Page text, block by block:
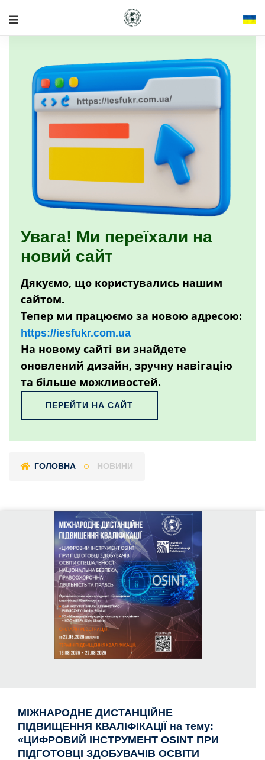
Увага! Ми переїхали на
новий сайт
Дякуємо, що користувались нашим
сайтом.
Тепер ми працюємо за новою адресою:
https://iesfukr.com.ua
На новому сайті ви знайдете
оновлений дизайн, зручну навігацію
та більше можливостей.
ПЕРЕЙТИ НА САЙТ
ГОЛОВНА НОВИНИ
МІЖНАРОДНЕ ДИСТАНЦІЙНЕ
ПІДВИЩЕННЯ КВАЛІФІКАЦІЇ на тему:
«ЦИФРОВИЙ ІНСТРУМЕНТ OSINT ПРИ
ПІДГОТОВЦІ ЗДОБУВАЧІВ ОСВІТИ